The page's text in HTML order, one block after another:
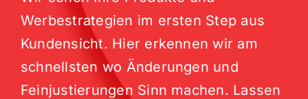
Werbestrategien im ersten Step aus
Kundensicht. Hier erkennen wir am
schnellsten wo Änderungen und
Feinjustierungen Sinn machen. Lassen